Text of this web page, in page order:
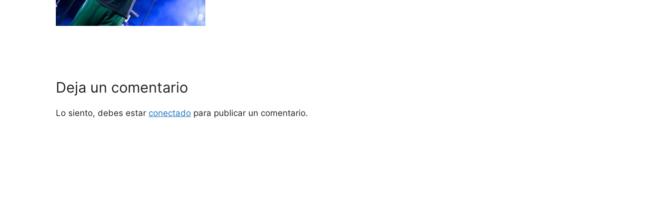
Deja un comentario
Lo siento, debes estar conectado para publicar un comentario.